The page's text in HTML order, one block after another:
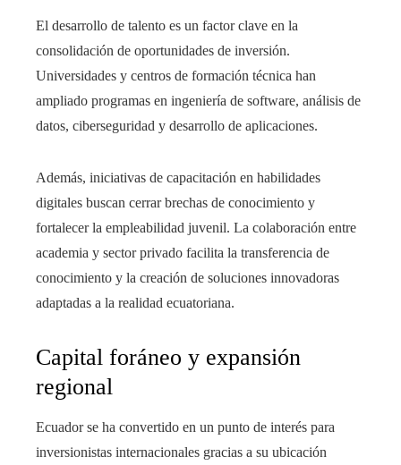
El desarrollo de talento es un factor clave en la
consolidación de oportunidades de inversión.
Universidades y centros de formación técnica han
ampliado programas en ingeniería de software, análisis de
datos, ciberseguridad y desarrollo de aplicaciones.
Además, iniciativas de capacitación en habilidades
digitales buscan cerrar brechas de conocimiento y
fortalecer la empleabilidad juvenil. La colaboración entre
academia y sector privado facilita la transferencia de
conocimiento y la creación de soluciones innovadoras
adaptadas a la realidad ecuatoriana.
Capital foráneo y expansión
regional
Ecuador se ha convertido en un punto de interés para
inversionistas internacionales gracias a su ubicación